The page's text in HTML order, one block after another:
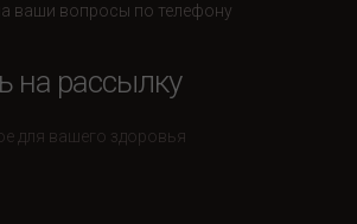
ваши вопросы по телефону
на рассылку
для вашего здоровья